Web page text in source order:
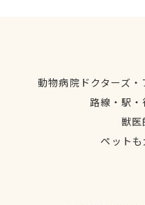
動物病院ドクターズ
路線・駅
獣
ペット